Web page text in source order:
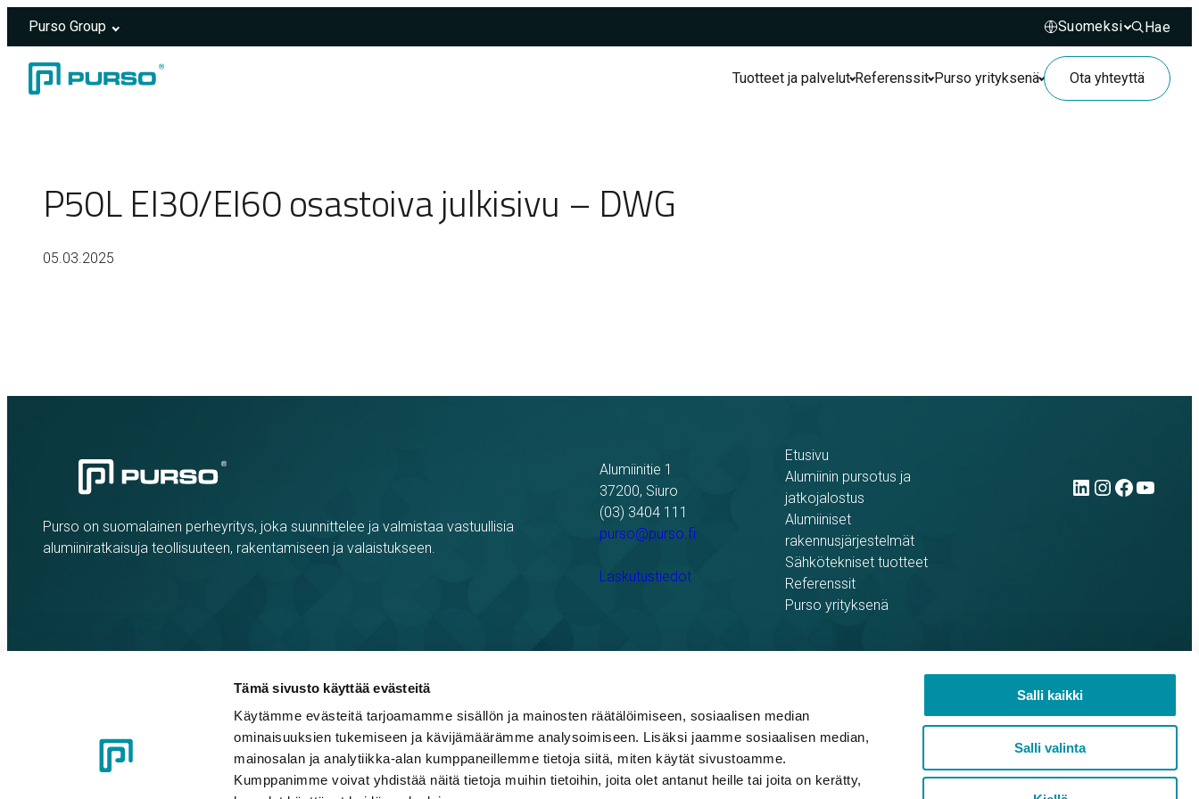
Tämä sivusto käyttää evästeitä
Käytämme evästeitä tarjoamamme sisällön ja mainosten räätälöimiseen, sosiaalisen median
ominaisuuksien tukemiseen ja kävijämäärämme analysoimiseen. Lisäksi jaamme sosiaalisen median,
mainosalan ja analytiikka-alan kumppaneillemme tietoja siitä, miten käytät sivustoamme.
Kumppanimme voivat yhdistää näitä tietoja muihin tietoihin, joita olet antanut heille tai joita on kerätty,
Salli kaikki
Salli valinta
Purso Group
Hae
Hae
Tuotteet ja palvelut Referenssit Purso yrityksenä Ota yhteyttä
P50L EI30/EI60 osastoiva julkisivu – DWG
05.03.2025
Purso on suomalainen perheyritys, joka suunnittelee ja valmistaa vastuullisia
alumiiniratkaisuja teollisuuteen, rakentamiseen ja valaistukseen.
Alumiinitie 1
37200, Siuro
(03) 3404 111
purso@purso.fi
Laskutustiedot
Etusivu
Alumiinin pursotus ja
jatkojalostus
Alumiiniset
rakennusjärjestelmät
Sähkötekniset tuotteet
Referenssit
Purso yrityksenä
LinkedIn
Evästeasetukset Whistleblowing